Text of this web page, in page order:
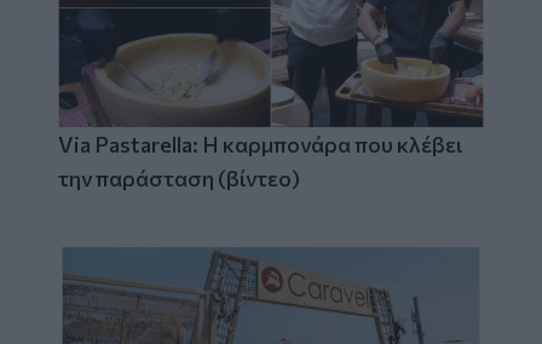
Via Pastarella: Η καρμπονάρα που κλέβει
την παράσταση (βίντεο)